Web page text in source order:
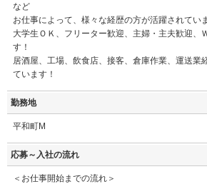
など
お仕事によって、様々な経歴の方が活躍されてい
大学生ＯＫ、フリーター歓迎、主婦・主夫歓迎、
す！
居酒屋、工場、飲食店、接客、倉庫作業、運送業
ています！
勤務地
平和町M
応募～入社の流れ
＜お仕事開始までの流れ＞